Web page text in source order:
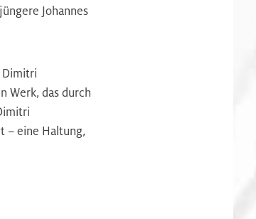
Johannes
Dimitri
Werk, das durch
– eine Haltung,